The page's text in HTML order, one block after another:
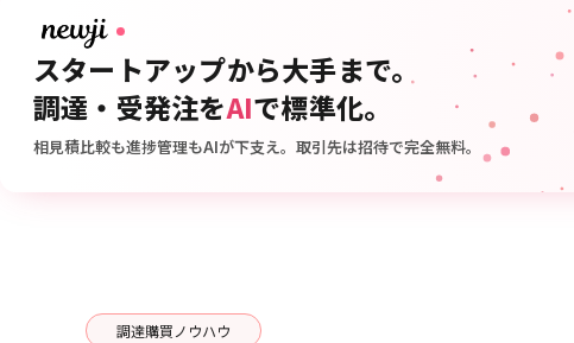
スタートアップから大手まで。
調達・受発注をAIで標準化。
相見積比較も進捗管理もAIが下支え。取引先は招待で完全無料。
調達購買ノウハウ